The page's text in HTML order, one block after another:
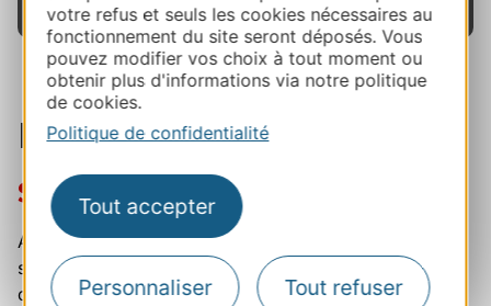
votre refus et seuls les cookies nécessaires au
fonctionnement du site seront déposés. Vous
pouvez modifier vos choix à tout moment ou
obtenir plus d'informations via notre politique
de cookies.
Politique de confidentialité
Tout accepter
Personnaliser Tout refuser
Le sentier des vignes
Sur le domaine de Garille
Arrivés à destination, le parcours découverte débute
sur leDomaine de Garilleun peu avant le village
d'Aragon, et se fait très facilement : 3 km seulement,